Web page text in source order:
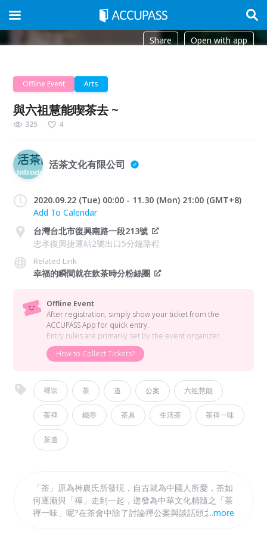
Share Open with app
Offline Event Arts
與六祖慧能喫茶去 ~
325 4
活茶文化有限公司
2020.09.22 (Tue) 00:00 - 11.30 (Mon) 21:00 (GMT+8)
Add To Calendar
台灣台北市復興南路一段213號
忠孝復興捷運站2號出口5分鐘路程
Related Link
幸福的瞬間就在飲茶時分粉絲團
Offline Event
After registration, simply show your ticket from the
ACCUPASS App for quick entry.
Entry rules are primarily set by the event organizer.
How to Collect Tickets?
禪宗 茶 道 公案 六祖慧能
茶禪 鐵壺 茶具 生活茶 茶禪一味
茶道
「茶」原為神農氏所發現，自古就為中國人所愛，茶如
何逐漸與「禪」走到一起，迸發為中華文化精隨之「茶
禪一味」呢?在茶會中除了討論禪公案與談話頭之外，
...more